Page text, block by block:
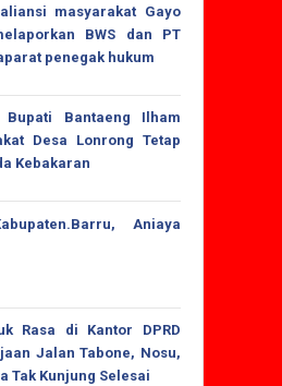
masyarakat Gayo
BWS dan PT
penegak hukum
Bupati Bantaeng Ilham
Desa Lonrong Tetap
Kebakaran
Aniaya
Rasa di Kantor DPRD
Jalan Tabone, Nosu,
Tak Kunjung Selesai